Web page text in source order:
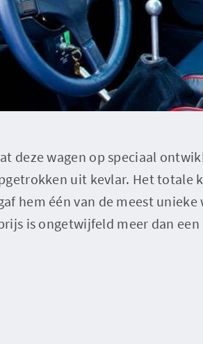
deze wagen op speciaal
uit kevlar. Het totale
hem één van de meest
is ongetwijfeld meer dan